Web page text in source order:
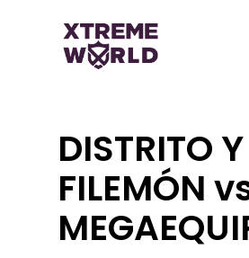
DISTRITO Y
FILEMÓN